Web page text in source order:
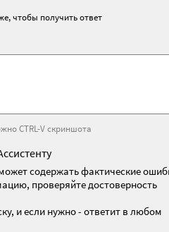
чтобы получить ответ
CTRL-V скриншота
содержать фактические
проверяйте достоверность
и если нужно - ответит в любом